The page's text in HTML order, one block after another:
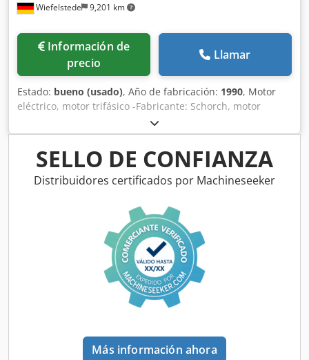
Wiefelstede 9,201 km
Información de
precio
Llamar
Estado: bueno (usado), Año de fabricación: 1990, Motor
eléctrico, motor trifásico -Fabricante: Schorch, motor
eléctrico tipo KA72071-ABO34-7 -Potencia: 30 kW -
Velocidad: 2950 rpm -Eje: Ø 55 x 110 mm -Diseño: B3/B5 -
Clase de protección: IP 54 Dcsdpfx Apjvcl Awevek -
Dimensiones: 790/510/H410 mm -Peso: 244 kg
SELLO DE CONFIANZA
Distribuidores certificados por Machineseeker
Más información ahora